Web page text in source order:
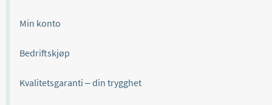
Min konto
Bedriftskjøp
Kvalitetsgaranti – din trygghet